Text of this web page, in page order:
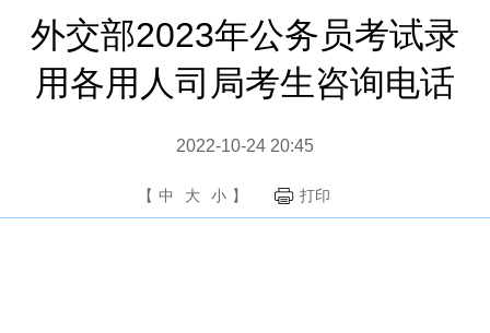
外交部2023年公务员考试录
用各用人司局考生咨询电话
2022-10-24 20:45
【 中 大 小 】 打印